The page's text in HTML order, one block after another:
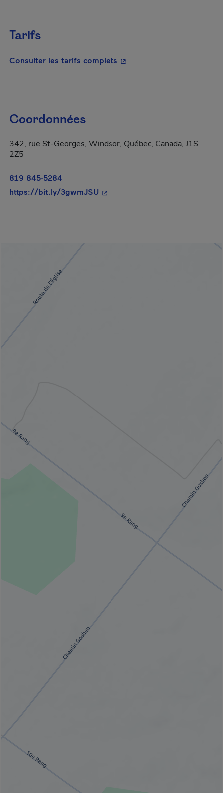
Tarifs
Consulter les tarifs complets - Cet hyperlien s'ouvrira
Coordonnées
342, rue St-Georges, Windsor, Québec, Canada, J1S
2Z5
819 845-5284
https://bit.ly/3gwmJSU - Cet hyperlien s'ouvrira dans